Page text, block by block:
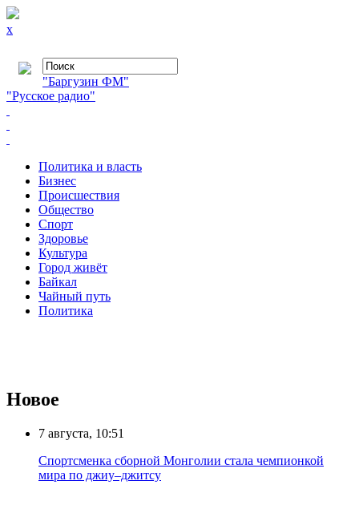
x
"Баргузин ФМ"
"Русское радио"
Политика и власть
Бизнес
Происшествия
Общество
Cпорт
Здоровье
Культура
Город живёт
Байкал
Чайный путь
Политика
Новое
7 августа, 10:51
Спортсменка сборной Монголии стала чемпионкой
мира по джиу–джитсу